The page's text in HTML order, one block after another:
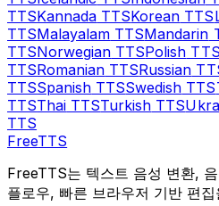
TTSKannada TTSKorean TTS
TTSMalayalam TTSMandarin
TTSNorwegian TTSPolish TTS
TTSRomanian TTSRussian
TTSSpanish TTSSwedish TTS
TTSThai TTSTurkish TTS
TTS
FreeTTS
FreeTTS는 텍스트 음성 변환,
플로우, 빠른 브라우저 기반 편